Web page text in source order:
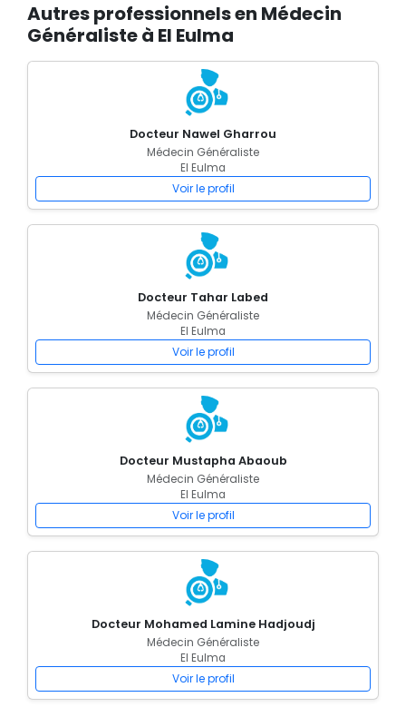
Autres professionnels en Médecin
Généraliste à El Eulma
Docteur Nawel Gharrou
Médecin Généraliste
El Eulma
Voir le profil
Docteur Tahar Labed
Médecin Généraliste
El Eulma
Voir le profil
Docteur Mustapha Abaoub
Médecin Généraliste
El Eulma
Voir le profil
Docteur Mohamed Lamine Hadjoudj
Médecin Généraliste
El Eulma
Voir le profil